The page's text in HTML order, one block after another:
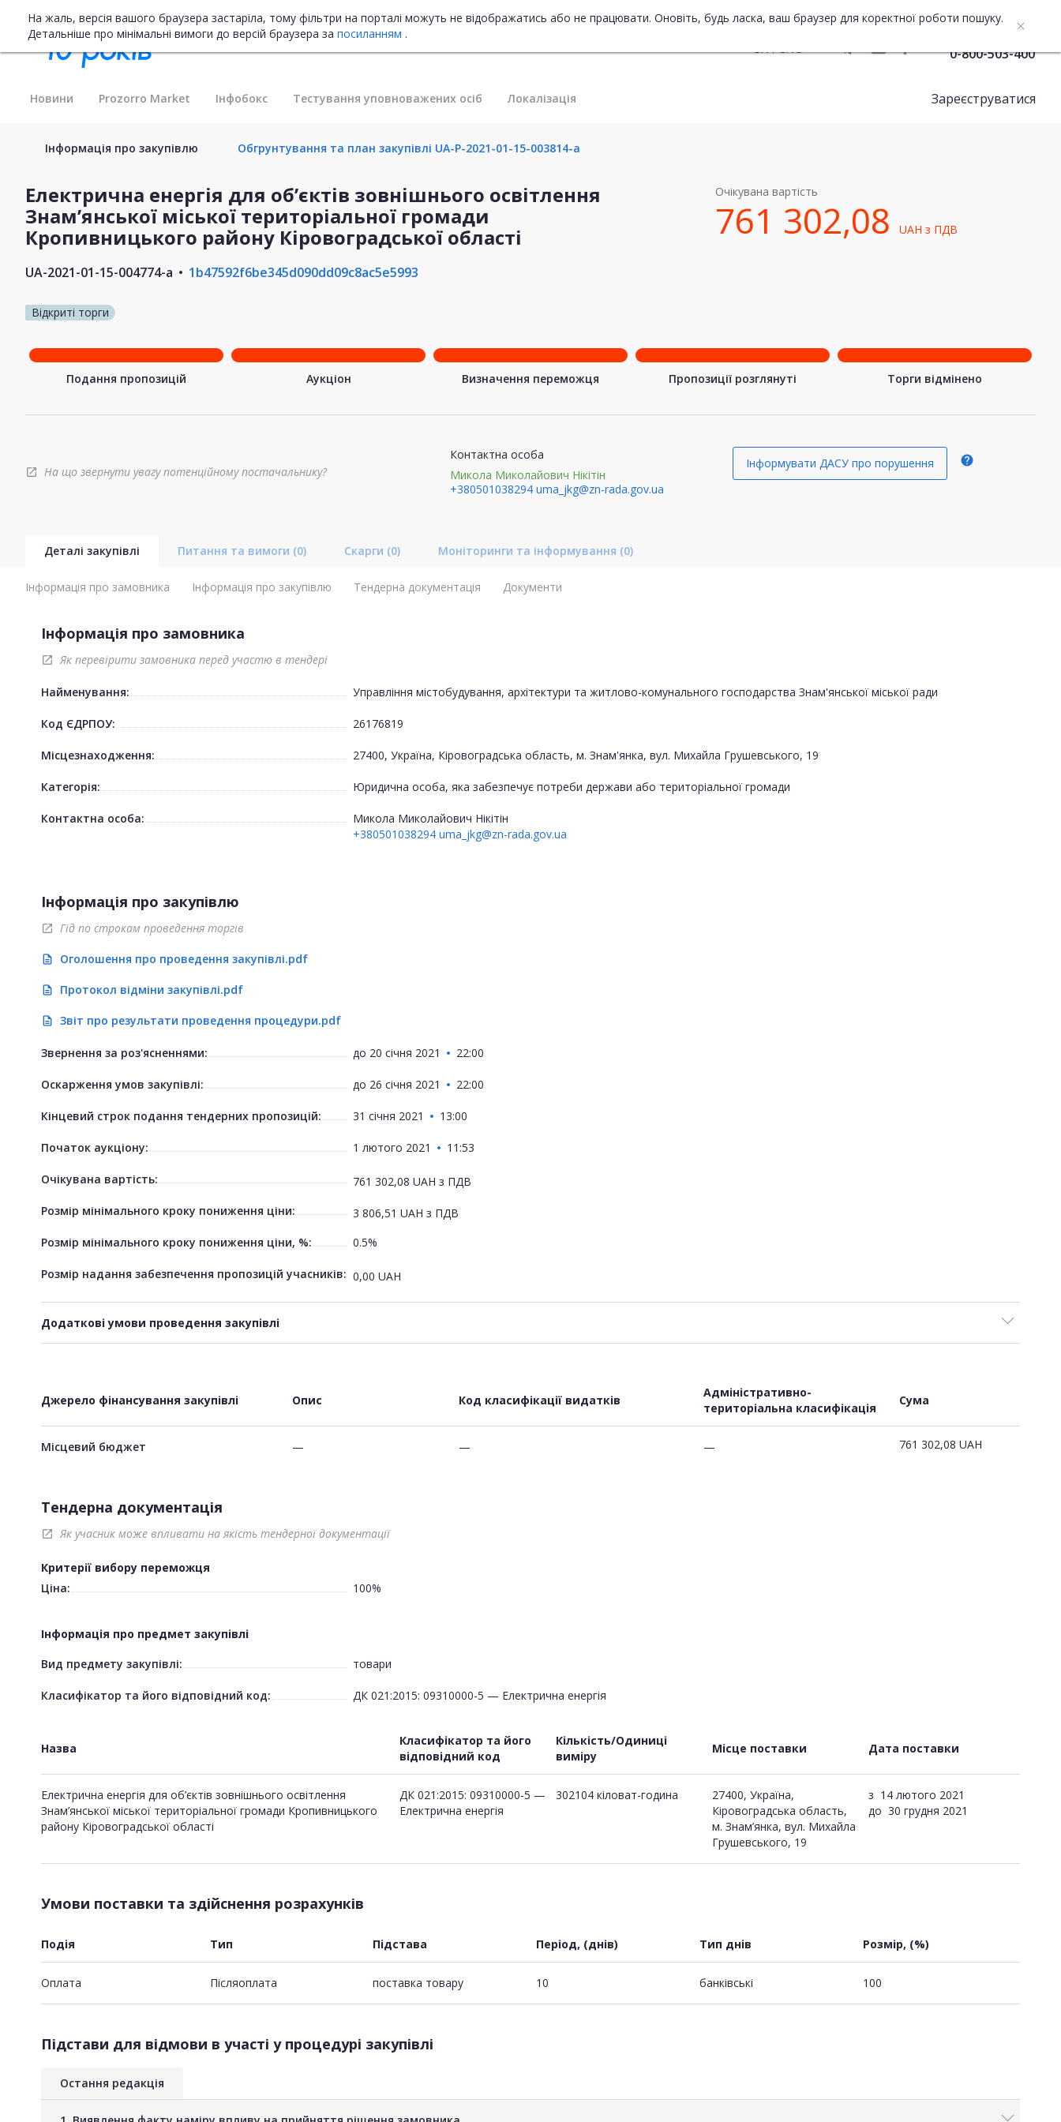
На жаль, версія вашого браузера застаріла, тому фільтри на порталі можуть не відображатись або не працювати. Оновіть, будь ласка, ваш браузер для коректної роботи пошуку.
Детальніше про мінімальні вимоги до версій браузера за посиланням .
UA
ENG 0-800-503-400
Новини Prozorro Market Інфобокс Тестування уповноважених осіб Локалізація Зареєструватися
Інформація про закупівлю Обгрунтування та план закупівлі UA-P-2021-01-15-003814-a
Електрична енергія для об’єктів зовнішнього освітлення
Знам’янської міської територіальної громади
Кропивницького району Кіровоградської області
UA-2021-01-15-004774-a 1b47592f6be345d090dd09c8ac5e5993
Відкриті торги
Очікувана вартість
761 302,08UAHз ПДВ
Подання пропозицій Аукціон Визначення переможця Пропозиції розглянуті Торги відмінено
open_in_new На що звернути увагу потенційному постачальнику?
Контактна особа
Микола Миколайович Нікітін
+380501038294 uma_jkg@zn-rada.gov.ua
Інформувати ДАСУ про порушення help
Деталі закупівлі Питання та вимоги (0) Скарги (0) Моніторинги та інформування (0)
Інформація про замовника Інформація про закупівлю Тендерна документація Документи
Інформація про замовника
open_in_new Як перевірити замовника перед участю в тендері
Найменування: Управління містобудування, архітектури та житлово-комунального господарства Знам'янської міської ради
Код ЄДРПОУ: 26176819
Місцезнаходження: 27400, Україна, Кіровоградська область, м. Знам'янка, вул. Михайла Грушевського, 19
Категорія: Юридична особа, яка забезпечує потреби держави або територіальної громади
Контактна особа:
Микола Миколайович Нікітін
+380501038294 uma_jkg@zn-rada.gov.ua
Інформація про закупівлю
open_in_new Гід по строкам проведення торгів
description Оголошення про проведення закупівлі.pdf
description Протокол відміни закупівлі.pdf
description Звіт про результати проведення процедури.pdf
Звернення за роз'ясненнями: до 20 січня 2021 22:00
Оскарження умов закупівлі: до 26 січня 2021 22:00
Кінцевий строк подання тендерних пропозицій: 31 січня 2021 13:00
Початок аукціону: 1 лютого 2021 11:53
Очікувана вартість: 761 302,08 UAH з ПДВ
Розмір мінімального кроку пониження ціни:
3 806,51 UAH з ПДВ
Розмір мінімального кроку пониження ціни, %:
0.5%
Розмір надання забезпечення пропозицій учасників: 0,00 UAH
Додаткові умови проведення закупівлі
Джерело фінансування закупівлі Опис Код класифікації видатків
Адміністративно-
територіальна класифікація
Сума
Місцевий бюджет — — — 761 302,08 UAH
Тендерна документація
open_in_new Як учасник може впливати на якість тендерної документації
Критерії вибору переможця
Ціна:
100%
Інформація про предмет закупівлі
Вид предмету закупівлі:
товари
Класифікатор та його відповідний код: ДК 021:2015: 09310000-5 — Електрична енергія
Назва
Класифікатор та його
відповідний код
Кількість/Одиниці
виміру
Місце поставки Дата поставки
Електрична енергія для об’єктів зовнішнього освітлення
Знам’янської міської територіальної громади Кропивницького
району Кіровоградської області
ДК 021:2015: 09310000-5 —
Електрична енергія
302104 кіловат-година
27400, Україна,
Кіровоградська область,
м. Знам’янка, вул. Михайла
Грушевського, 19
з 14 лютого 2021
до 30 грудня 2021
Умови поставки та здійснення розрахунків
Подія Тип Підстава Період, (днів) Тип днів Розмір, (%)
Оплата Пiсляоплата поставка товару 10 банківські 100
Підстави для відмови в участі у процедурі закупівлі
Остання редакція